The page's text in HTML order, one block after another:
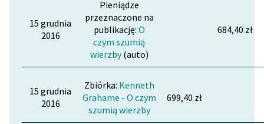
15 grudnia
2016
Pieniądze
przeznaczone na
publikację: O
czym szumią
wierzby(auto)
684,40 zł
15 grudnia
2016
Zbiórka: Kenneth
Grahame - O czym
szumią wierzby
699,40 zł